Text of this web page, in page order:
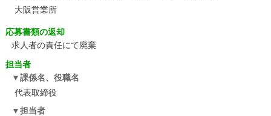
大阪営業所
応募書類の返却
求人者の責任にて廃棄
担当者
課係名、役職名
代表取締役
担当者